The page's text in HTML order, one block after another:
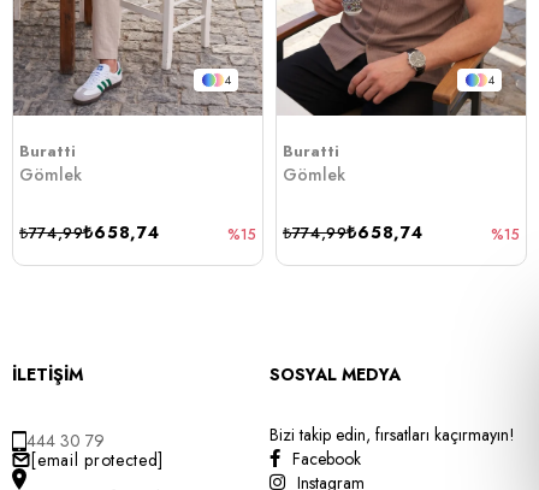
4
Buratti
Gömlek
₺658,74
₺774,99 %15
4
Buratti
Gömlek
₺658,74
₺774,99 %15
İLETİŞİM
444 30 79
[email protected]
SOSYAL MEDYA
Bizi takip edin, fırsatları kaçırmayın!
Facebook
Instagram